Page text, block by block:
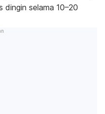
dingin selama 10–20